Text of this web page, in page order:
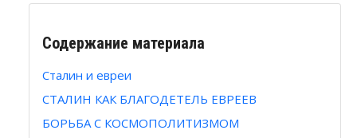
Содержание материала
Сталин и евреи
СТАЛИН КАК БЛАГОДЕТЕЛЬ ЕВРЕЕВ
БОРЬБА С КОСМОПОЛИТИЗМОМ